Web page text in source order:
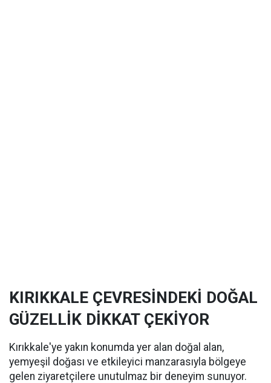
KIRIKKALE ÇEVRESİNDEKİ DOĞAL
GÜZELLİK DİKKAT ÇEKİYOR
Kırıkkale'ye yakın konumda yer alan doğal alan,
yemyeşil doğası ve etkileyici manzarasıyla bölgeye
gelen ziyaretçilere unutulmaz bir deneyim sunuyor.